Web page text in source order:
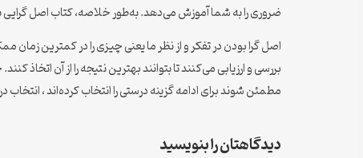
ضروری را به شما آموزش می‌دهد. به‌طور خلاصه، کتاب اصل گرایی
اصل گرا بودن در تفکر و از نظر ما یعنی چیزی را در کمترین
بررسی و ارزیابی می‌کنند تا بتوانند بهترین نتیجه را از آن اتخاذ
مطمئن شوند برای ادامه گزینه درستی را انتخاب کرده‌اند ،
دیدگاهتان را بنویسید